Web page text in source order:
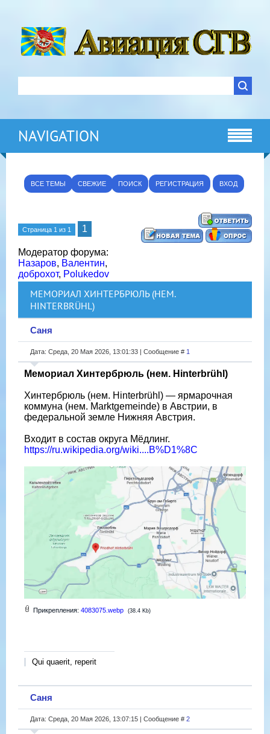
NAVIGATION
ВСЕ ТЕМЫ СВЕЖИЕ ПОИСК РЕГИСТРАЦИЯ ВХОД
Страница 1 из 1 1
Модератор форума:
Назаров, Валентин,
доброхот, Polukedov
МЕМОРИАЛ ХИНТЕРБРЮЛЬ (НЕМ.
HINTERBRÜHL)
Саня
Дата: Среда, 20 Мая 2026, 13:01:33 | Сообщение # 1
Мемориал Хинтербрюль (нем. Hinterbrühl)
Хинтербрюль (нем. Hinterbrühl) — ярмарочная
коммуна (нем. Marktgemeinde) в Австрии, в
федеральной земле Нижняя Австрия.
Входит в состав округа Мёдлинг.
https://ru.wikipedia.org/wiki....B%D1%8C
Прикрепления: 4083075.webp (38.4 Kb)
Qui quaerit, reperit
Саня
Дата: Среда, 20 Мая 2026, 13:07:15 | Сообщение # 2